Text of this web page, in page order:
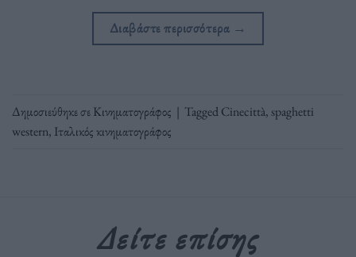
Διαβάστε περισσότερα →
Δημοσιεύθηκε σεΚινηματογράφος | TaggedCinecittà, spaghetti
western, Ιταλικός κινηματογράφος
Δείτε επίσης